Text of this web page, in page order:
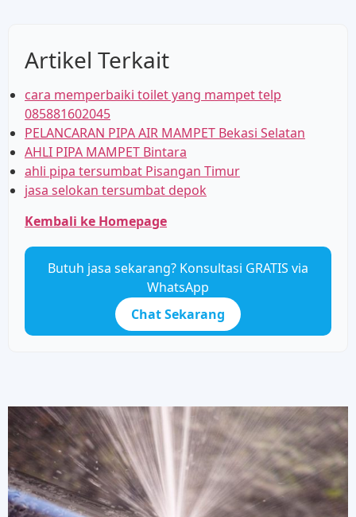
Artikel Terkait
cara memperbaiki toilet yang mampet telp
085881602045
PELANCARAN PIPA AIR MAMPET Bekasi Selatan
AHLI PIPA MAMPET Bintara
ahli pipa tersumbat Pisangan Timur
jasa selokan tersumbat depok
Kembali ke Homepage
Butuh jasa sekarang? Konsultasi GRATIS via
WhatsApp
Chat Sekarang